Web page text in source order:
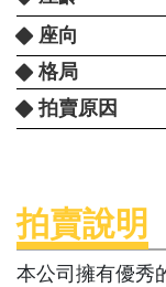
座向
格局
拍賣原因
拍賣說明
本公司擁有優秀